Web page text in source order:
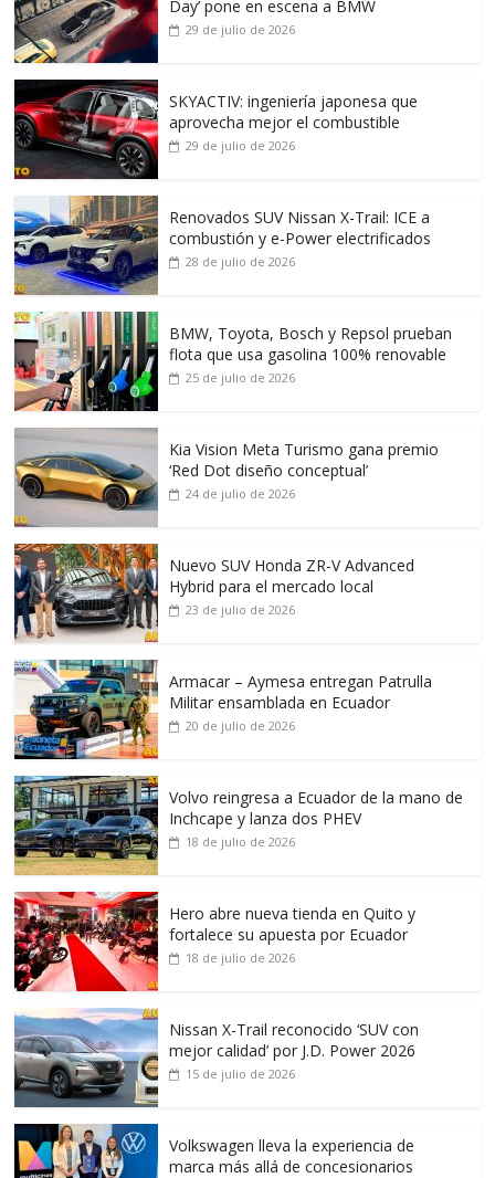
Day’ pone en escena a BMW
29 de julio de 2026
SKYACTIV: ingeniería japonesa que
aprovecha mejor el combustible
29 de julio de 2026
Renovados SUV Nissan X-Trail: ICE a
combustión y e-Power electrificados
28 de julio de 2026
BMW, Toyota, Bosch y Repsol prueban
flota que usa gasolina 100% renovable
25 de julio de 2026
Kia Vision Meta Turismo gana premio
‘Red Dot diseño conceptual’
24 de julio de 2026
Nuevo SUV Honda ZR-V Advanced
Hybrid para el mercado local
23 de julio de 2026
Armacar – Aymesa entregan Patrulla
Militar ensamblada en Ecuador
20 de julio de 2026
Volvo reingresa a Ecuador de la mano de
Inchcape y lanza dos PHEV
18 de julio de 2026
Hero abre nueva tienda en Quito y
fortalece su apuesta por Ecuador
18 de julio de 2026
Nissan X-Trail reconocido ‘SUV con
mejor calidad’ por J.D. Power 2026
15 de julio de 2026
Volkswagen lleva la experiencia de
marca más allá de concesionarios